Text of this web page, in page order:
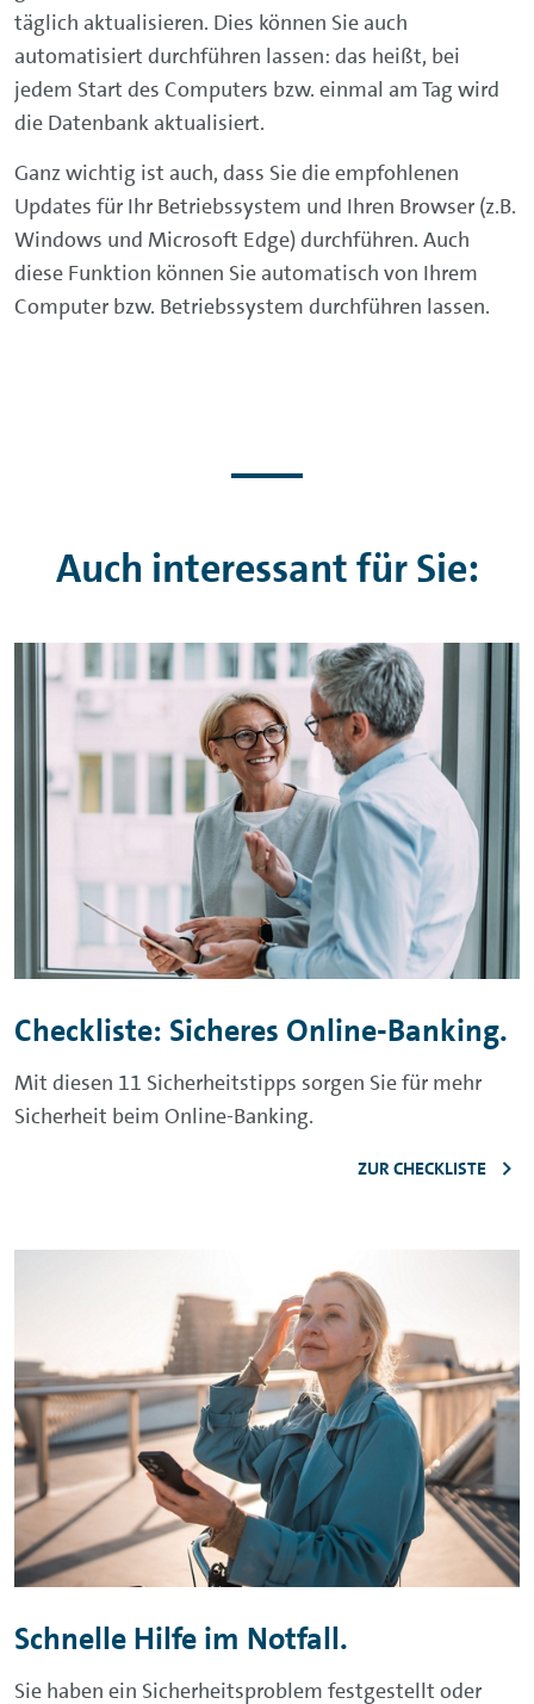
täglich aktualisieren. Dies können Sie auch
automatisiert durchführen lassen: das heißt, bei
jedem Start des Computers bzw. einmal am Tag wird
die Datenbank aktualisiert.
Ganz wichtig ist auch, dass Sie die empfohlenen
Updates für Ihr Betriebssystem und Ihren Browser (z.B.
Windows und Microsoft Edge) durchführen. Auch
diese Funktion können Sie automatisch von Ihrem
Computer bzw. Betriebssystem durchführen lassen.
Auch interessant für Sie:
Checkliste: Sicheres Online-Banking.
Mit diesen 11 Sicherheitstipps sorgen Sie für mehr
Sicherheit beim Online-Banking.
ZUR CHECKLISTE
Schnelle Hilfe im Notfall.
Sie haben ein Sicherheitsproblem festgestellt oder